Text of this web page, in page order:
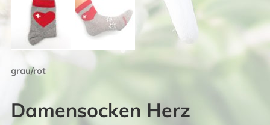
grau/rot
Damensocken Herz